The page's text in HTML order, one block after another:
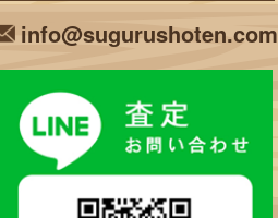
info@sugurushoten.com